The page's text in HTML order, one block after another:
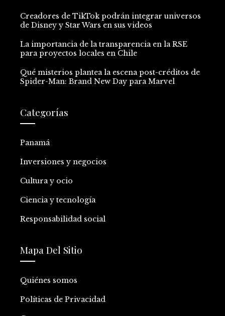
Creadores de TikTok podrán integrar universos
de Disney y Star Wars en sus videos
La importancia de la transparencia en la RSE
para proyectos locales en Chile
Qué misterios plantea la escena post-créditos de
Spider-Man: Brand New Day para Marvel
Categorías
Panamá
Inversiones y negocios
Cultura y ocio
Ciencia y tecnología
Responsabilidad social
Mapa Del Sitio
Quiénes somos
Políticas de Privacidad